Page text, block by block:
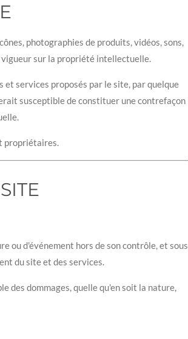
photographies de produits, vidéos, sons,
vigueur sur la propriété intellectuelle.
services proposés par le site, par quelque
susceptible de constituer une contrefaçon
propriétaires.
ou d'événement hors de son contrôle, et sous
du site et des services.
des dommages, quelle qu'en soit la nature,